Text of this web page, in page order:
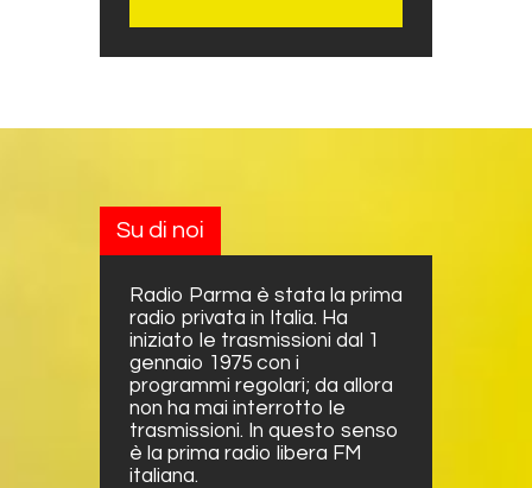
Su di noi
Radio Parma è stata la prima
radio privata in Italia. Ha
iniziato le trasmissioni dal 1
gennaio 1975 con i
programmi regolari; da allora
non ha mai interrotto le
trasmissioni. In questo senso
è la prima radio libera FM
italiana.